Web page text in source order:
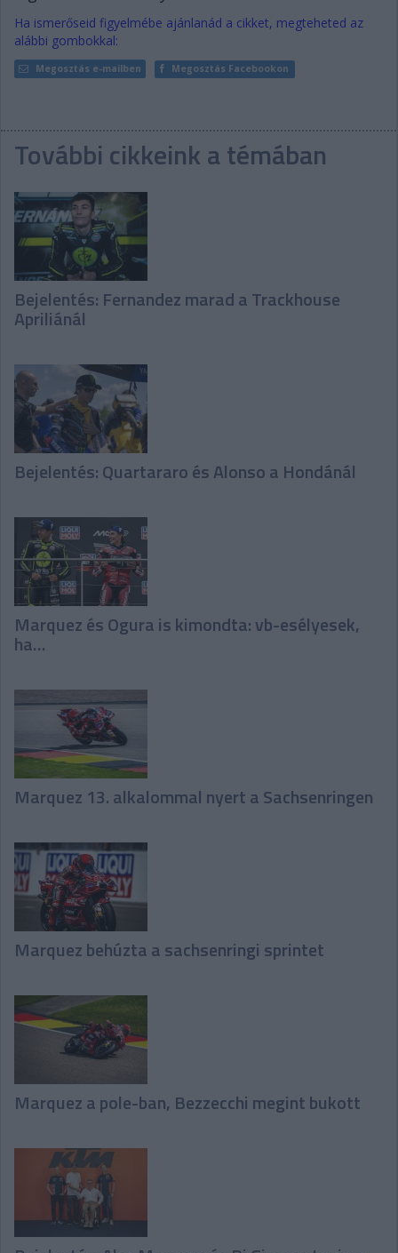
Ha ismerőseid figyelmébe ajánlanád a cikket, megteheted az
alábbi gombokkal:
Megosztás e-mailben Megosztás Facebookon
További cikkeink a témában
Bejelentés: Fernandez marad a Trackhouse
Apriliánál
Bejelentés: Quartararo és Alonso a Hondánál
Marquez és Ogura is kimondta: vb-esélyesek,
ha…
Marquez 13. alkalommal nyert a Sachsenringen
Marquez behúzta a sachsenringi sprintet
Marquez a pole-ban, Bezzecchi megint bukott